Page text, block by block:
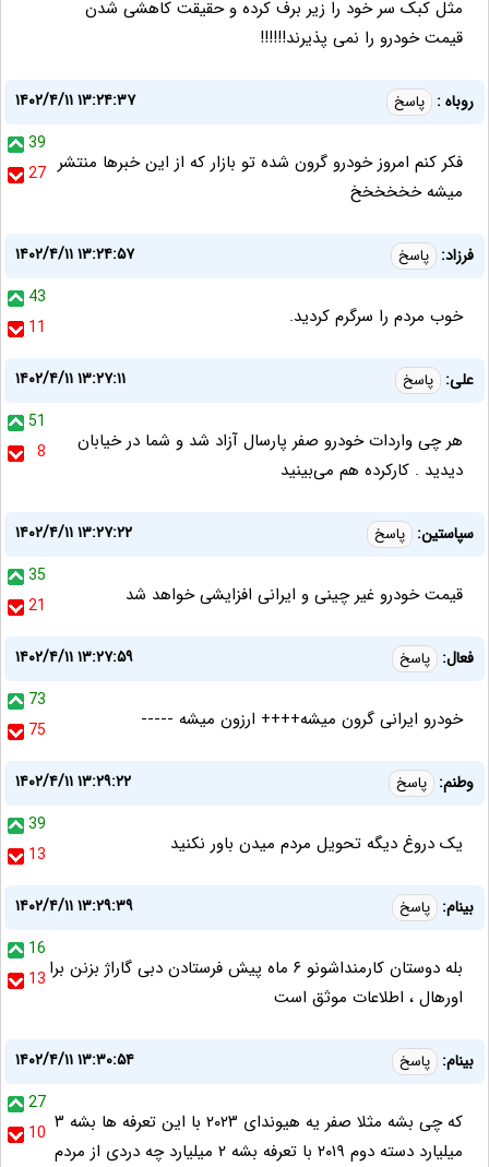
مثل کبک سر خود را زیر برف کرده و حقیقت کاهشی شدن
قیمت خودرو را نمی پذیرند!!!!!!
روباه : پاسخ
۱۴۰۲/۴/۱۱ ۱۳:۲۴:۳۷
39
27 فکر کنم امروز خودرو گرون شده تو بازار که از این خبرها منتشر
میشه خخخخخخ
فرزاد: پاسخ
۱۴۰۲/۴/۱۱ ۱۳:۲۴:۵۷
43
11
خوب مردم را سرگرم کردید.
علی: پاسخ
۱۴۰۲/۴/۱۱ ۱۳:۲۷:۱۱
51
8
هر چی واردات خودرو صفر پارسال آزاد شد و شما در خیابان
دیدید . کارکرده هم می‌بینید
سپاستین: پاسخ
۱۴۰۲/۴/۱۱ ۱۳:۲۷:۲۲
35
21
قیمت خودرو غیر چینی و ایرانی افزایشی خواهد شد
فعال: پاسخ
۱۴۰۲/۴/۱۱ ۱۳:۲۷:۵۹
73
75
خودرو ایرانی گرون میشه++++ ارزون میشه -----
وطنم: پاسخ
۱۴۰۲/۴/۱۱ ۱۳:۲۹:۲۲
39
13
یک دروغ دیگه تحویل مردم میدن باور نکنید
بینام: پاسخ
۱۴۰۲/۴/۱۱ ۱۳:۲۹:۳۹
16
13 بله دوستان کارمنداشونو ۶ ماه پیش فرستادن دبی گاراژ بزنن برا
اورهال ، اطلاعات موثق است
بینام: پاسخ
۱۴۰۲/۴/۱۱ ۱۳:۳۰:۵۴
27
10 که چی بشه مثلا صفر یه هیوندای ۲۰۲۳ با این تعرفه ها بشه ۳
میلیارد دسته دوم ۲۰۱۹ با تعرفه بشه ۲ میلیارد چه دردی از مردم